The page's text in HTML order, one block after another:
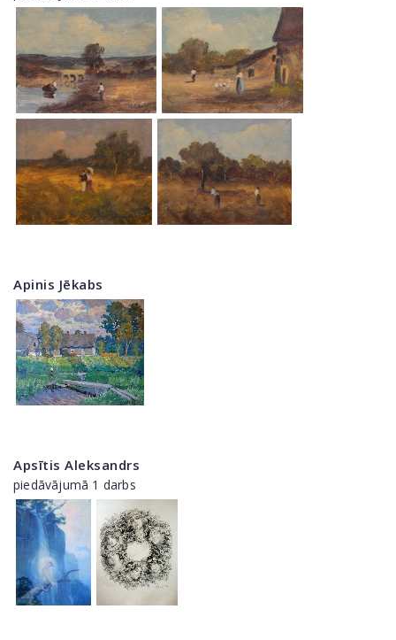
Apinis Jēkabs
Apsītis Aleksandrs
piedāvājumā 1 darbs